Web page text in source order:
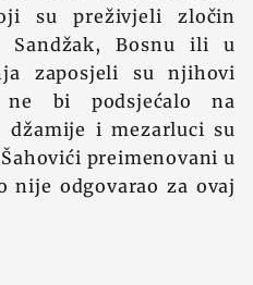
su preživjeli zločin
Bosnu ili u
zaposjeli su njihovi
bi podsjećalo na
džamije i mezarluci su
preimenovani u
nije odgovarao za ovaj